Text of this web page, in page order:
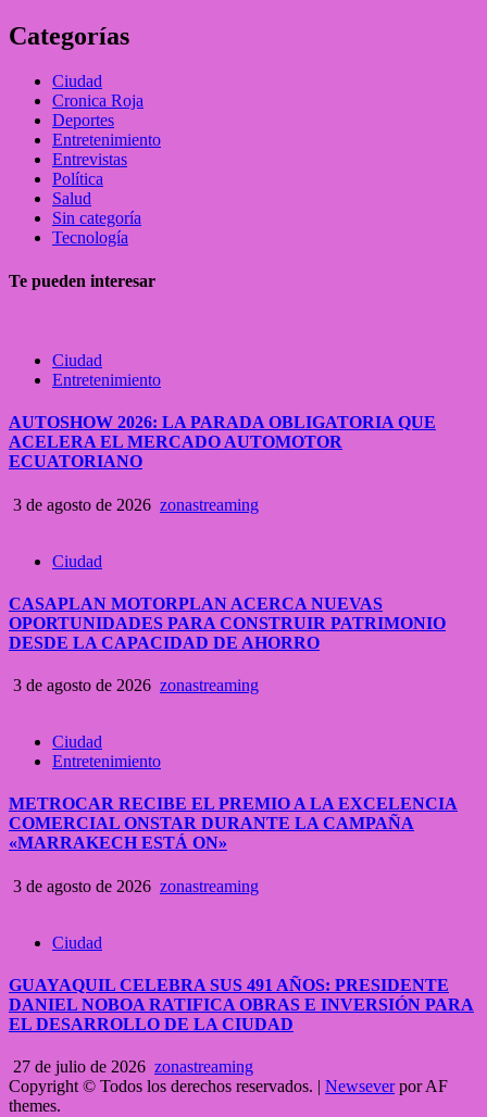
Categorías
Ciudad
Cronica Roja
Deportes
Entretenimiento
Entrevistas
Política
Salud
Sin categoría
Tecnología
Te pueden interesar
Ciudad
Entretenimiento
AUTOSHOW 2026: LA PARADA OBLIGATORIA QUE
ACELERA EL MERCADO AUTOMOTOR
ECUATORIANO
3 de agosto de 2026 zonastreaming
Ciudad
CASAPLAN MOTORPLAN ACERCA NUEVAS
OPORTUNIDADES PARA CONSTRUIR PATRIMONIO
DESDE LA CAPACIDAD DE AHORRO
3 de agosto de 2026 zonastreaming
Ciudad
Entretenimiento
METROCAR RECIBE EL PREMIO A LA EXCELENCIA
COMERCIAL ONSTAR DURANTE LA CAMPAÑA
«MARRAKECH ESTÁ ON»
3 de agosto de 2026 zonastreaming
Ciudad
GUAYAQUIL CELEBRA SUS 491 AÑOS: PRESIDENTE
DANIEL NOBOA RATIFICA OBRAS E INVERSIÓN PARA
EL DESARROLLO DE LA CIUDAD
27 de julio de 2026 zonastreaming
Copyright © Todos los derechos reservados. | Newseverpor AF
themes.